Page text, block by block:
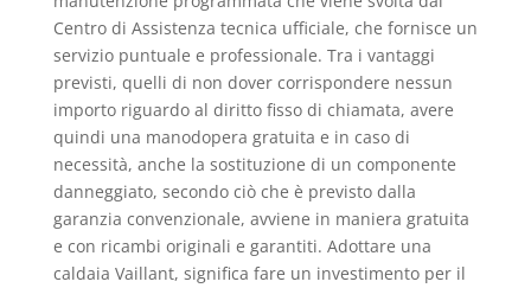
Centro di Assistenza tecnica ufficiale, che fornisce un
servizio puntuale e professionale. Tra i vantaggi
previsti, quelli di non dover corrispondere nessun
importo riguardo al diritto fisso di chiamata, avere
quindi una manodopera gratuita e in caso di
necessità, anche la sostituzione di un componente
danneggiato, secondo ciò che è previsto dalla
garanzia convenzionale, avviene in maniera gratuita
e con ricambi originali e garantiti. Adottare una
caldaia Vaillant, significa fare un investimento per il